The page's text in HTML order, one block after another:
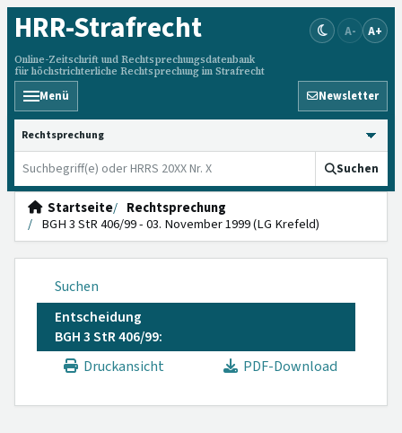
HRR-Strafrecht
Online-Zeitschrift und Rechtsprechungsdatenbank
für höchstrichterliche Rechtsprechung im Strafrecht
A- A+
Menü Newsletter
HRRS durchsuchen
Suchen
Startseite
Rechtsprechung
BGH 3 StR 406/99 - 03. November 1999 (LG Krefeld)
Suchen
Entscheidung
BGH 3 StR 406/99:
Druckansicht
PDF-Download